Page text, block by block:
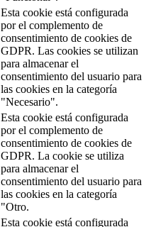
Esta cookie está configurada
por el complemento de
consentimiento de cookies de
GDPR. Las cookies se utilizan
para almacenar el
consentimiento del usuario para
las cookies en la categoría
"Necesario".
Esta cookie está configurada
por el complemento de
consentimiento de cookies de
GDPR. La cookie se utiliza
para almacenar el
consentimiento del usuario para
las cookies en la categoría
"Otro.
Esta cookie está configurada